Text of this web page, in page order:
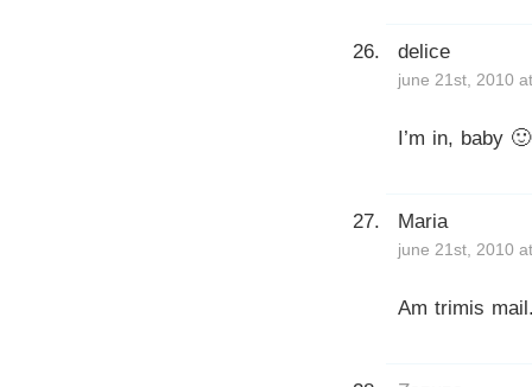
delice
june 21st, 2010
I’m in, baby 🙂
Maria
june 21st, 2010
Am trimis